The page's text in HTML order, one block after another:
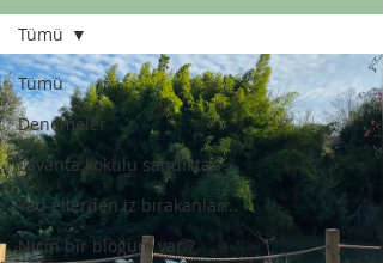
Tümü
Denemeler
Lavanta kokulu sandıktan
Yad ellerden iz bırakanlar...
Niçin bir bloğum var.?
Tümü